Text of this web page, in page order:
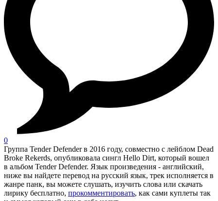
0
Группа Tender Defender в 2016 году, совместно с лейблом Dead
Broke Rekerds, опубликовала сингл Hello Dirt, который вошел
в альбом Tender Defender. Язык произведения - английский,
ниже вы найдете перевод на русский язык, трек исполняется в
жанре панк, вы можете слушать, изучить слова или скачать
лирику бесплатно, прокомментировать, как сами куплеты так